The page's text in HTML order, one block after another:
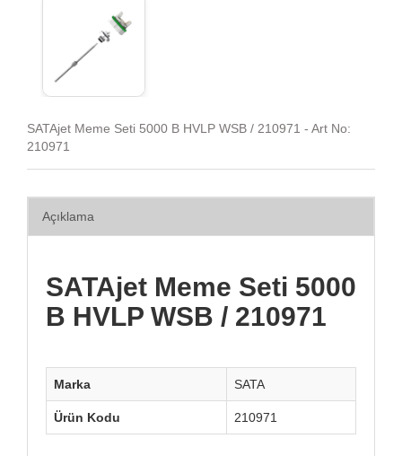
SATAjet Meme Seti 5000 B HVLP WSB / 210971 - Art No:
210971
Açıklama
SATAjet Meme Seti 5000
B HVLP WSB / 210971
Marka SATA
Ürün Kodu 210971